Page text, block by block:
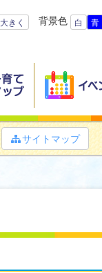
大きく 背景色 白 青
サイトマップ